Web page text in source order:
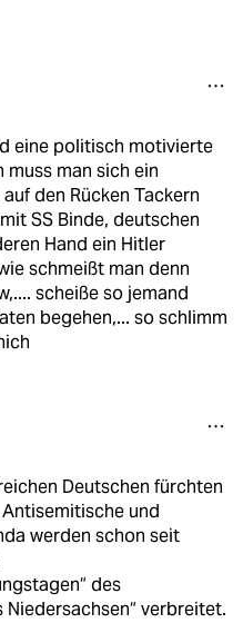
eine politisch motivierte
man sich ein
den Rücken Tackern
SS Binde, deutschen
Hand ein Hitler
schmeißt man denn
scheiße so jemand
begehen,... so schlimm
Deutschen fürchten
und
werden schon seit
des
verbreitet.